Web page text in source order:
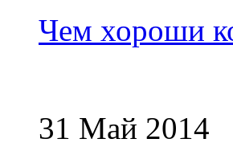
Чем хороши
31 Май 2014